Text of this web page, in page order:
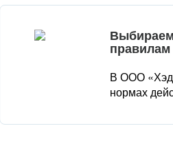
правилам
В ООО
нормах